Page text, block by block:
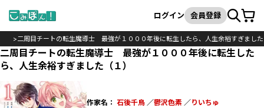
検索
ログイン 会員登録カート
二周目チートの転生魔導士 最強が１０００年後に転生したら、人生余裕すぎました
二周目チートの転生魔導士 最強が１０００年後に転生した
ら、人生余裕すぎました（１）
作家名： 石後千鳥／鬱沢色素／りいちゅ